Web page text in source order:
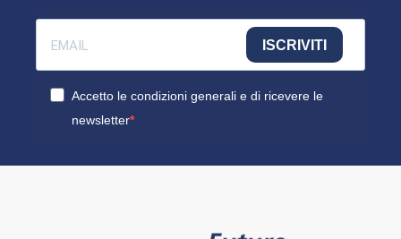
ISCRIVITI
Accetto le condizioni generali e di ricevere le
newsletter